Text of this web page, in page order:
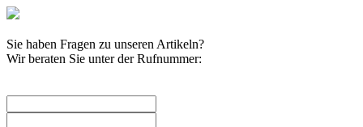
Sie haben Fragen zu unseren Artikeln?
Wir beraten Sie unter der Rufnummer: